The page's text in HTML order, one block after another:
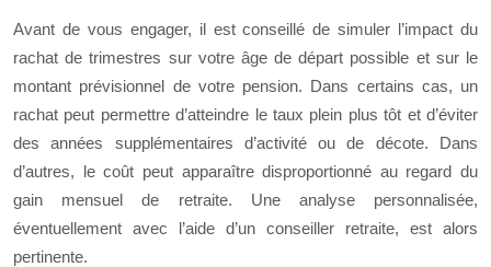
Avant de vous engager, il est conseillé de simuler l’impact du
rachat de trimestres sur votre âge de départ possible et sur le
montant prévisionnel de votre pension. Dans certains cas, un
rachat peut permettre d’atteindre le taux plein plus tôt et d’éviter
des années supplémentaires d’activité ou de décote. Dans
d’autres, le coût peut apparaître disproportionné au regard du
gain mensuel de retraite. Une analyse personnalisée,
éventuellement avec l’aide d’un conseiller retraite, est alors
pertinente.